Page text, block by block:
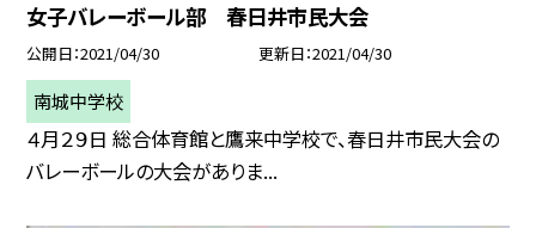
女子バレーボール部 春日井市民大会
公開日 2021/04/30 更新日 2021/04/30
南城中学校
４月２９日 総合体育館と鷹来中学校で、春日井市民大会の
バレーボールの大会がありま...